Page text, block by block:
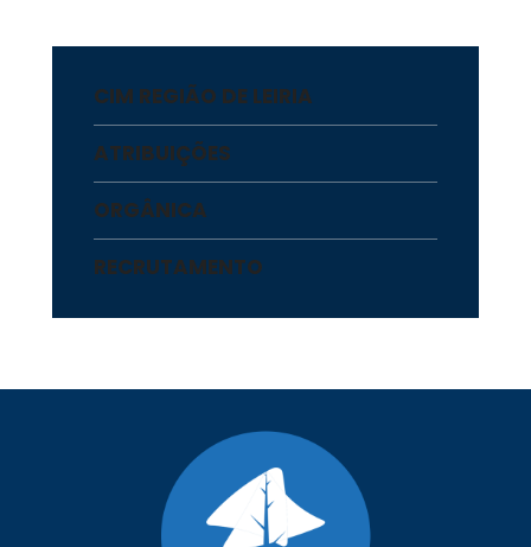
CIM REGIÃO DE LEIRIA
ATRIBUIÇÕES
ORGÂNICA
RECRUTAMENTO